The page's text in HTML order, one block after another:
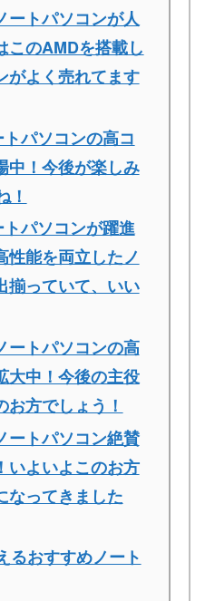
ートパソコンが人
このAMDを搭載し
がよく売れてます
パソコンの高コ
中！今後が楽しみ
！
パソコンが躍進
性能を両立したノ
揃っていて、いい
ートパソコンの高
大中！今後の主役
方でしょう！
ートパソコン絶賛
いよいよこのお方
なってきました
るおすすめノート